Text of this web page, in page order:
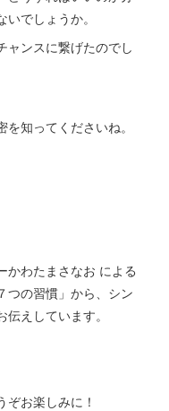
でしょうか。
ャンスに繋げたのでし
知ってくださいね。
かわたまさなお による
つの習慣」から、シン
えしています。
お楽しみに！